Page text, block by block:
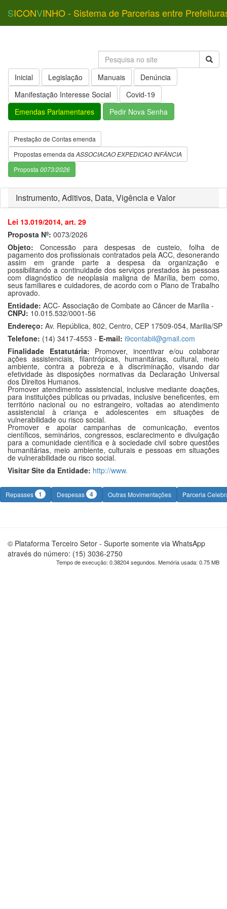
SICONVINHO - Sistema de Parcerias entre
Inicial Legislação Manuais
Denúncia
Manifestação Interesse Social
Covid-19
Emendas Parlamentares
Pedir Nova Senha
Prestação de Contas emenda
Propostas emenda da ASSOCIACAO EXPEDICAO INFÂNCIA
Proposta 0073/2026
Instrumento, Aditivos, Data, Vigência e Valor
Lei 13.019/2014, art. 29
Proposta Nº: 0073/2026
Objeto: Concessão para despesas de custeio, folha de
pagamento dos profissionais contratados pela ACC, desonerando
assim em grande parte a despesa da organização e
possibilitando a continuidade dos serviços prestados às pessoas
com diagnóstico de neoplasia maligna de Marília, bem como,
seus familiares e cuidadores, de acordo com o Plano de Trabalho
aprovado.
Entidade: ACC- Associação de Combate ao Câncer de Marilia -
CNPJ: 10.015.532/0001-56
Endereço: Av. República, 802, Centro, CEP 17509-054, Marilia/SP
Telefone: (14) 3417-4553 - E-mail: i9contabil@gmail.com
Finalidade Estatutária: Promover, incentivar e/ou colaborar
ações assistenciais, filantrópicas, humanitárias, cultural, meio
ambiente, contra a pobreza e à discriminação, visando dar
efetividade às disposições normativas da Declaração Universal
dos Direitos Humanos.
Promover atendimento assistencial, inclusive mediante doações,
para instituições públicas ou privadas, inclusive beneficentes, em
território nacional ou no estrangeiro, voltadas ao atendimento
assistencial à criança e adolescentes em situações de
vulnerabilidade ou risco social.
Promover e apoiar campanhas de comunicação, eventos
científicos, seminários, congressos, esclarecimento e divulgação
para a comunidade científica e à sociedade civil sobre questões
humanitárias, meio ambiente, culturais e pessoas em situações
de vulnerabilidade ou risco social.
Visitar Site da Entidade: http://www.
Repasses 1 Despesas 4 Outras Movimentações Parceria
© Plataforma Terceiro Setor - Suporte somente via WhatsApp
através do número: (15) 3036-2750
Tempo de execução: 0.38204 segundos. Memória usada: 0.75 MB